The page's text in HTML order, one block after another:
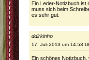
Ein Leder-Notizbuch ist
muss sich beim
es sehr gut.
ddirkinho
17. Juli 2013 um 14:53
Ein schönes Notizbuch,